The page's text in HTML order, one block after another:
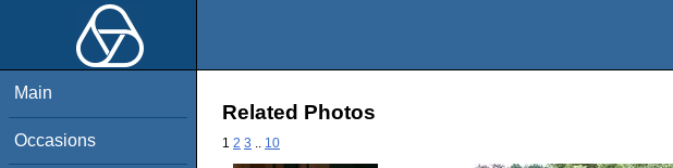
Main
Occasions
Related Photos
1 2 3 10